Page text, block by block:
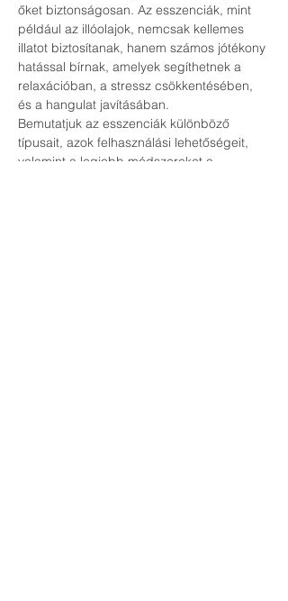
őket biztonságosan. Az esszenciák, mint
például az illóolajok, nemcsak kellemes
illatot biztosítanak, hanem számos jótékony
hatással bírnak, amelyek segíthetnek a
relaxációban, a stressz csökkentésében,
és a hangulat javításában.
Bemutatjuk az esszenciák különböző
típusait, azok felhasználási lehetőségeit,
valamint a legjobb módszereket a